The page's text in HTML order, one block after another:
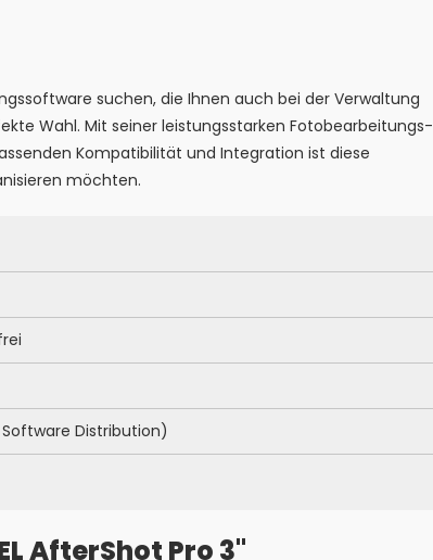
suchen, die Ihnen auch bei der Verwaltung
Wahl. Mit seiner leistungsstarken Fotobearbeitungs-
Kompatibilität und Integration ist diese
möchten.
Software Distribution)
AfterShot Pro 3"